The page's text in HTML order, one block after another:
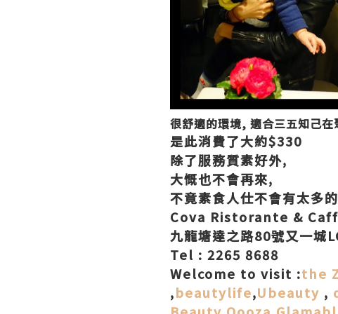
很舒適的環境, 適合三五知己在
是此消費了大約$330
除了服務質素好外,
大慨也不會再來,
不竟素食人仕不會有太多
Cova Ristorante &
九龍塘達之路80號又一城
Tel : 2265 8688
Welcome to visit :the
,beautylife,Ubeauty ,